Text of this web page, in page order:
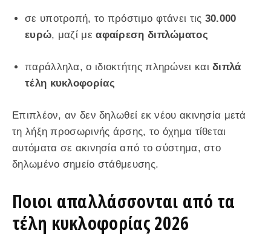
σε υποτροπή, το πρόστιμο φτάνει τις 30.000
ευρώ, μαζί μεαφαίρεση διπλώματος
παράλληλα, ο ιδιοκτήτης πληρώνει καιδιπλά
τέλη κυκλοφορίας
Επιπλέον, αν δεν δηλωθεί εκ νέου ακινησία μετά
τη λήξη προσωρινής άρσης, το όχημα τίθεται
αυτόματα σε ακινησία από το σύστημα, στο
δηλωμένο σημείο στάθμευσης.
Ποιοι απαλλάσσονται από τα
τέλη κυκλοφορίας 2026